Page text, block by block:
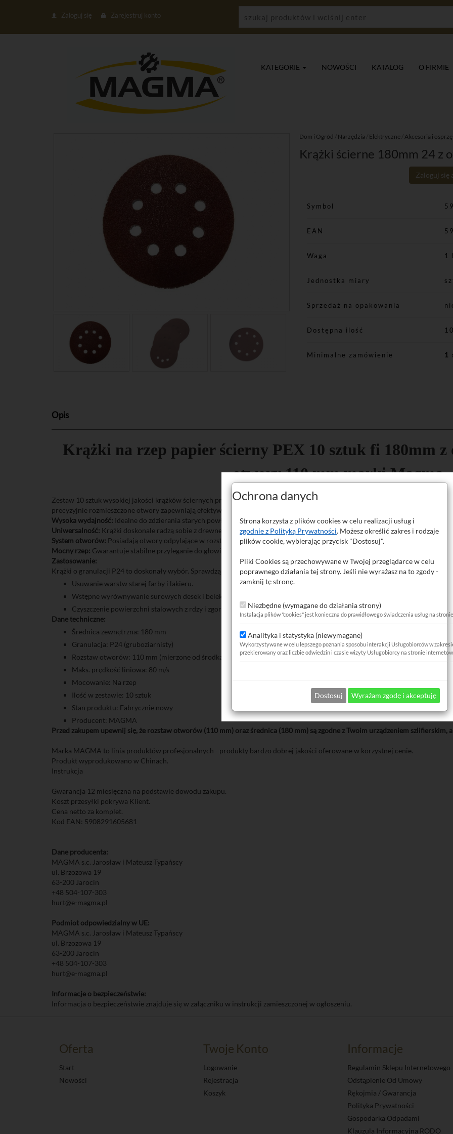
Zaloguj się Zarejestruj konto
KATEGORIE NOWOŚCI KATALOG O FIRMIE
Dom i Ogród Narzędzia Elektryczne Akcesoria i
Krążki ścierne 180mm 24 z
Zaloguj się
Symbol
EAN
Waga 1
Jednostka miary
Sprzedaż na opakowania
Dostępna ilość
Minimalne zamówienie 1
Opis
Krążki na rzep papier ścierny PEX 10 sztuk fi 180mm
otwory 110 mm marki Magma.
Zestaw 10 sztuk wysokiej jakości krążków ściernych przeznaczonych do agresywnego szlifowania i obróbki wstępnej. Dzięki
precyzyjnie rozmieszczone otwory zapewniają efektywne odprowadzanie pyłu (przy pracy z odpowiednim urządzeniem).
Wysoka wydajność: Idealne do zdzierania starych powłok, wyrównywania powierzchni i pracy z twardymi materiałami.
Uniwersalność: Krążki doskonale radzą sobie z drewnem, tworzywami sztucznymi oraz stalą.
System otworów: Posiadają otwory odpylające w rozstawie 110 mm, co znacząco zmniejsza zapychanie się papieru i przedłuża
Mocny rzep: Gwarantuje stabilne przyleganie do głowicy szlifierki nawet przy dużym obciążeniu.
Zastosowanie:
Krążki o granulacji P24 to doskonały wybór. Sprawdzą się wszędzie tam, gdzie liczy się szybkie usunięcie nadmiaru materiału:
Usuwanie warstw starej farby i lakieru.
Wstępne wyrównywanie surowych desek i belek.
Czyszczenie powierzchni stalowych z rdzy i zgorzeliny.
Dane techniczne:
Średnica zewnętrzna: 180 mm
Granulacja: P24 (gruboziarnisty)
Rozstaw otworów: 110 mm (mierzone od środka do środka otworu)
Maks. prędkość liniowa: 80 m/s
Mocowanie: Na rzep
Ilość w zestawie: 10 sztuk
Stan produktu: Fabrycznie nowy
Producent: MAGMA
Przed zakupem upewnij się, że rozstaw otworów (110 mm) oraz średnica (180 mm) są zgodne z Twoim urządzeniem szlifierskim,
Marka MAGMA to linia produktów profesjonalnych - produkty bardzo dobrej jakości oferowane w korzystnej cenie.
Produkt wyprodukowano w Chinach.
Instrukcja
Gwarancja 12 miesięczna na podstawie dowodu zakupu.
Koszt przesyłki pokrywa Klient.
Cena netto za komplet.
Kod EAN: 5908291605681
Dane producenta:
MAGMA s.c. Jarosław i Mateusz Typańscy
ul. Brzozowa 19
63-200 Jarocin
+48 504-107-303
hurt@e-magma.pl
Podmiot odpowiedzialny w UE:
MAGMA s.c. Jarosław i Mateusz Typańscy
ul. Brzozowa 19
63-200 Jarocin
+48 504-107-303
hurt@e-magma.pl
Informacje o bezpieczeństwie:
Informacja o bezpieczeństwie znajduje się w załączniku w instrukcji zamieszczonej w ogłoszeniu.
Oferta
Start
Nowości
Twoje Konto
Logowanie
Rejestracja
Koszyk
Informacje
Regulamin Sklepu Internetowego
Odstąpienie Od Umowy
Rękojmia / Gwarancja
Polityka Prywatności
Gospodarka Odpadami
Klauzula Informacyjna RODO
Ochrona danych
Strona korzysta z plików cookies w celu realizacji usług i
zgodnie z Polityką Prywatności. Możesz określić zakres i rodzaje
plików cookie, wybierając przycisk "Dostosuj".
Pliki Cookies są przechowywane w Twojej przeglądarce w celu
poprawnego działania tej strony. Jeśli nie wyrażasz na to zgody -
zamknij tę stronę.
Niezbędne (wymagane do działania strony)
Instalacja plików "cookies" jest konieczna do prawidłowego świadczenia usług na
Analityka i statystyka (niewymagane)
Wykorzystywane w celu lepszego poznania sposobu interakcji Usługobiorców w
przekierowany oraz liczbie odwiedzin i czasie wizyty Usługobiorcy na stronie
Dostosuj Wyrażam zgodę i akceptuję